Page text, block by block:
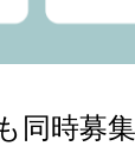
同時募